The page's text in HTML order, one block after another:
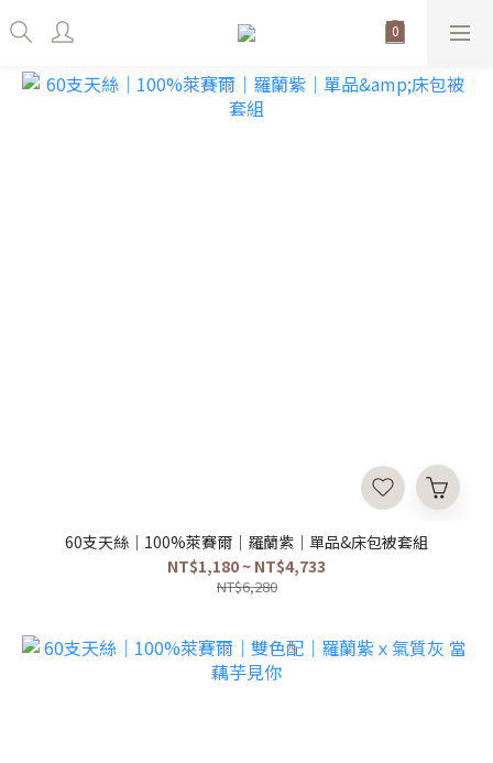
60支天絲｜100%萊賽爾｜羅蘭紫｜單品&床包被套組
NT$1,180 ~ NT$4,733
NT$6,280